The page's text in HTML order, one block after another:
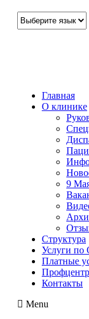
Главная
О клинике
9
Структура
Услуги
Платные
Профцентр
Контакты
Menu